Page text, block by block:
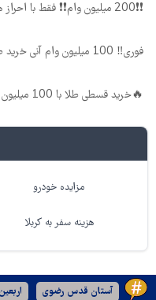
❗❗200 میلیون وام❗❗ فقط با احراز هویت
فوری‼️ 100 میلیون وام آنی خرید طلا
🔥خرید قسطی طلا با 100 میلیون تومان وام فوری🔥
مزایده خودرو
هزینه سفر به کربلا
آستان قدس رضوی